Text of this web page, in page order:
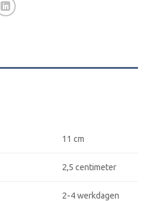
11 cm
2,5 centimeter
2-4 werkdagen